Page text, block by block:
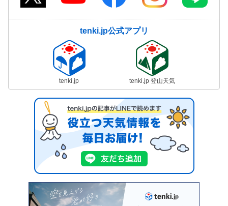
tenki.jp公式アプリ
tenki.jp tenki.jp 登山天気